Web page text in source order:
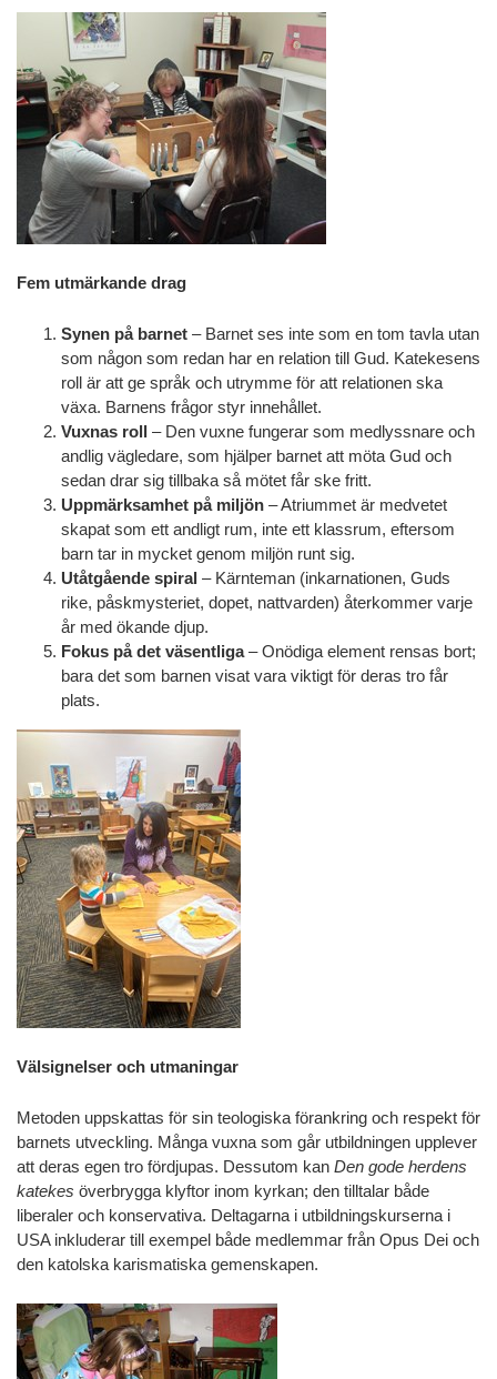
Fem utmärkande drag
Synen på barnet – Barnet ses inte som en tom tavla utan
som någon som redan har en relation till Gud. Katekesens
roll är att ge språk och utrymme för att relationen ska
växa. Barnens frågor styr innehållet.
Vuxnas roll – Den vuxne fungerar som medlyssnare och
andlig vägledare, som hjälper barnet att möta Gud och
sedan drar sig tillbaka så mötet får ske fritt.
Uppmärksamhet på miljön – Atriummet är medvetet
skapat som ett andligt rum, inte ett klassrum, eftersom
barn tar in mycket genom miljön runt sig.
Utåtgående spiral – Kärnteman (inkarnationen, Guds
rike, påskmysteriet, dopet, nattvarden) återkommer varje
år med ökande djup.
Fokus på det väsentliga– Onödiga element rensas bort;
bara det som barnen visat vara viktigt för deras tro får
plats.
Välsignelser och utmaningar
Metoden uppskattas för sin teologiska förankring och respekt för
barnets utveckling. Många vuxna som går utbildningen upplever
att deras egen tro fördjupas. Dessutom kan Den gode herdens
katekes överbrygga klyftor inom kyrkan; den tilltalar både
liberaler och konservativa. Deltagarna i utbildningskurserna i
USA inkluderar till exempel både medlemmar från Opus Dei och
den katolska karismatiska gemenskapen.